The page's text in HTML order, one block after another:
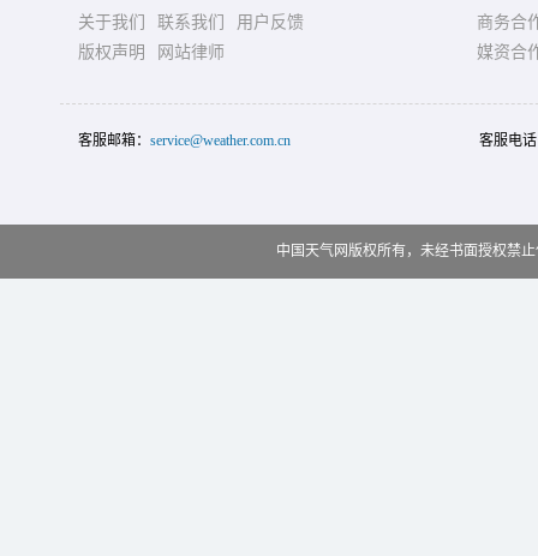
关于我们 联系我们
用户反馈
版权声明
网站律师
商务合
媒资合
客服邮箱： service@weather.com.cn 客服电
中国天气网版权所有，未经书面授权